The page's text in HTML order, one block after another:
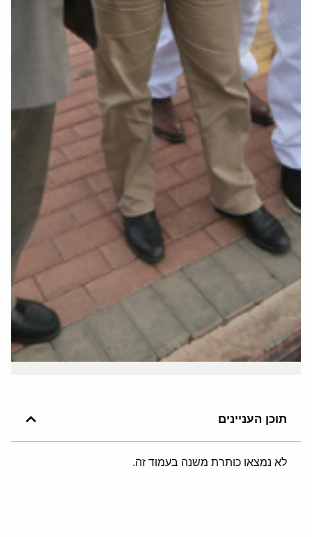
תוכן העניינים
לא נמצאו כותרת משנה בעמוד זה.